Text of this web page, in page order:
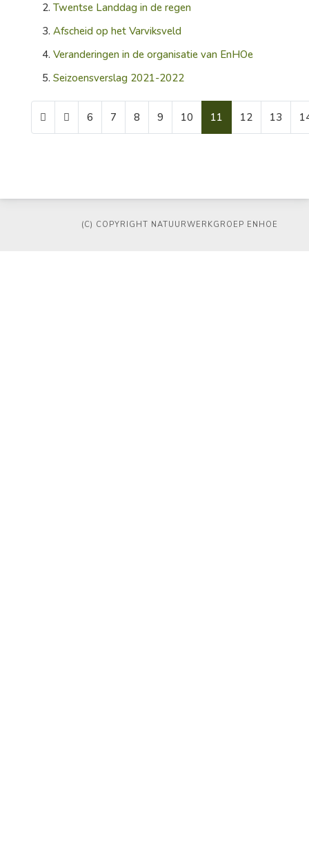
Twentse Landdag in de regen
Afscheid op het Varviksveld
Veranderingen in de organisatie van EnHOe
Seizoensverslag 2021-2022
Pagina 11 van 39
6 7 8 9 10 11 12 13
(C) COPYRIGHT NATUURWERKGROEP ENHOE